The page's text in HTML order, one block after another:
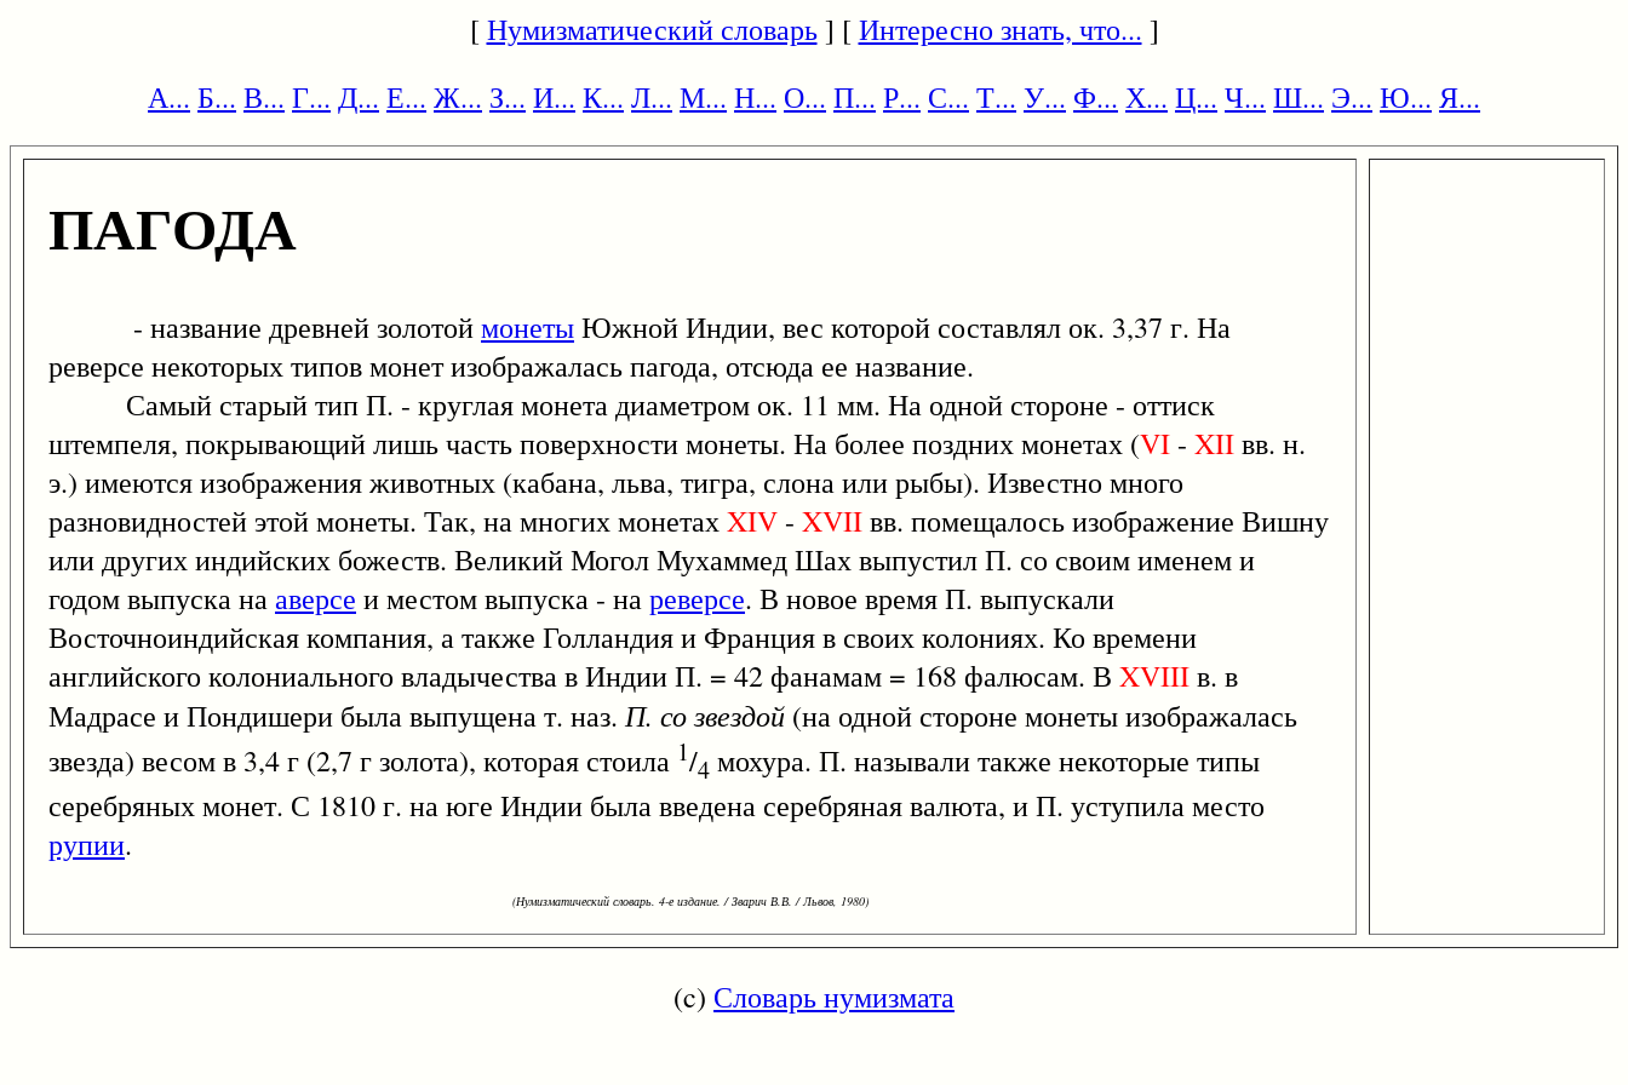
[Нумизматический словарь] [Интересно знать, что... ]
А... Б... В... Г... Д... Е... Ж... З... И... К... Л... М... Н... О... П... Р... С... Т... У... Ф... Х... Ц... Ч... Ш... Э... Ю... Я...
ПАГОДА
- название древней золотоймонетыЮжной Индии, вес которой составлял ок. 3,37 г. На
реверсе некоторых типов монет изображалась пагода, отсюда ее название.
Самый старый тип П. - круглая монета диаметром ок. 11 мм. На одной стороне - оттиск
штемпеля, покрывающий лишь часть поверхности монеты. На более поздних монетах (VI - XIIвв. н.
э.) имеются изображения животных (кабана, льва, тигра, слона или рыбы). Известно много
разновидностей этой монеты. Так, на многих монетахXIV - XVIIвв. помещалось изображение Вишну
или других индийских божеств. Великий Могол Мухаммед Шах выпустил П. со своим именем и
годом выпуска нааверсе и местом выпуска - нареверсе. В новое время П. выпускали
Восточноиндийская компания, а также Голландия и Франция в своих колониях. Ко времени
английского колониального владычества в Индии П. = 42 фанамам = 168 фалюсам. В XVIIIв. в
Мадрасе и Пондишери была выпущена т. наз. П. со звездой (на одной стороне монеты изображалась
звезда) весом в 3,4 г (2,7 г золота), которая стоила 1/4 мохура. П. называли также некоторые типы
серебряных монет. С 1810 г. на юге Индии была введена серебряная валюта, и П. уступила место
рупии.
(Нумизматический словарь. 4-е издание. / Зварич В.В. / Львов, 1980)
(c) Словарь нумизмата